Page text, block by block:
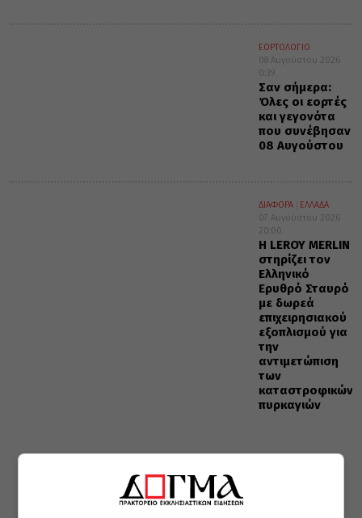
ΕΟΡΤΟΛΟΓΙΟ
08 Αυγούστου 2026
0:39
Σαν σήμερα:
Όλες οι εορτές
και γεγονότα
που συνέβησαν
08 Αυγούστου
ΔΙΑΦΟΡΑ
ΕΛΛΑΔΑ
07 Αυγούστου 2026
20:00
Η LEROY MERLIN
στηρίζει τον
Ελληνικό
Ερυθρό Σταυρό
με δωρεά
επιχειρησιακού
εξοπλισμού για
την
αντιμετώπιση
των
καταστροφικών
πυρκαγιών